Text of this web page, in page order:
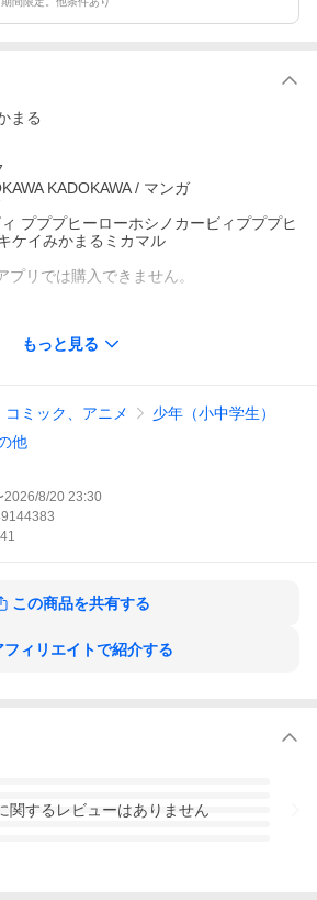
まる
KADOKAWA / マンガ
プププヒーローホシノカービィプププヒ
ケイみかまるミカマル
リでは購入できません。
ん坊なカービィが、平和な国・プププラ
そうをめぐって大騒ぎ!!カービィといっし
チリ―も巻き込んでドタバタにぎやかな
次ごちめまして!! ボク カービィ!! の巻ナ
巻カービィをつかまえろ! の巻ゆうかいは
ックルジョーと修行せよ! の巻グルメレ
ビィの弱点見〜つけたっ! の巻ファッティ
巻カービィのアルバイト! の巻オバケやし
場!! メタナイト!! の巻(C)Nintendo / HAL L
もっと見る
コミック、アニメ
少年（小中学生）
他
2026/8/20 23:30
この商品を共有する
フィリエイトで紹介する
関するレビューはありません